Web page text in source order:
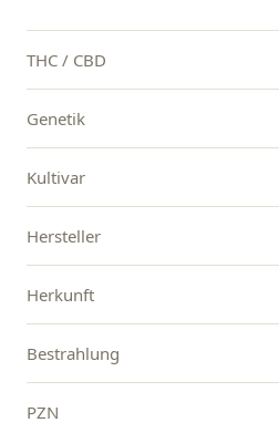
THC / CBD
Genetik
Kultivar
Hersteller
Herkunft
Bestrahlung
PZN